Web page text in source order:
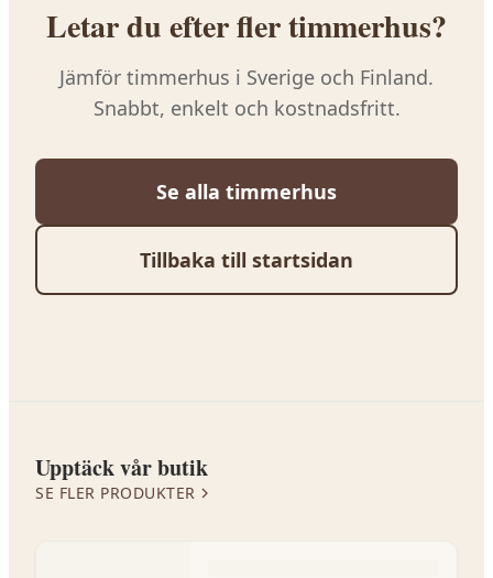
Letar du efter flertimmerhus?
Jämför timmerhus i Sverige och Finland.
Snabbt, enkelt och kostnadsfritt.
Se alla timmerhus
Tillbaka till startsidan
Upptäck vår butik
SE FLER PRODUKTER